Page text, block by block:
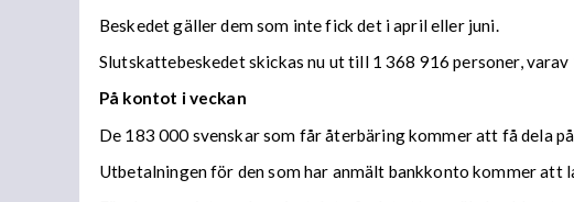
Beskedet gäller dem som inte fick det i april eller juni.
Slutskattebeskedet skickas nu ut till 1 368 916 personer,
På kontot i veckan
De 183 000 svenskar som får återbäring kommer att få dela
Utbetalningen för den som har anmält bankkonto kommer att